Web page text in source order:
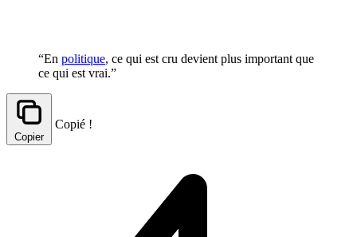
“En politique, ce qui est cru devient plus important que
ce qui est vrai.”
Copier
Copié !